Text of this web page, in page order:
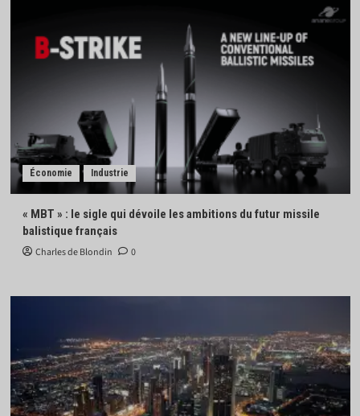
Économie Industrie
« MBT » : le sigle qui dévoile les ambitions du futur missile
balistique français
Charles de Blondin 0